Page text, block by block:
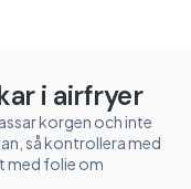
i airfryer
korgen och inte
så kontrollera med
med folie om